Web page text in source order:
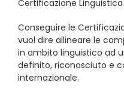
Certificazione
Conseguire le
vuol dire allineare le
in ambito linguistico ad
definito, riconosciuto e
internazionale.